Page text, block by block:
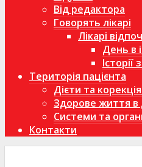
Від редактора
Говорять лікарі
Лікарі
День в
Історії
Територія пацієнта
Дієти та
Здорове життя в
Системи та
Контакти